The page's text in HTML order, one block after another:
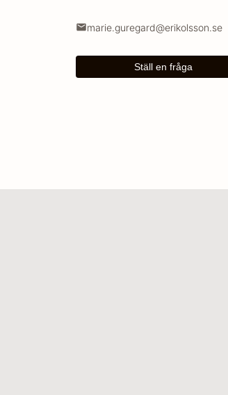
marie.guregard@erikolsson.se
Ställ en fråga